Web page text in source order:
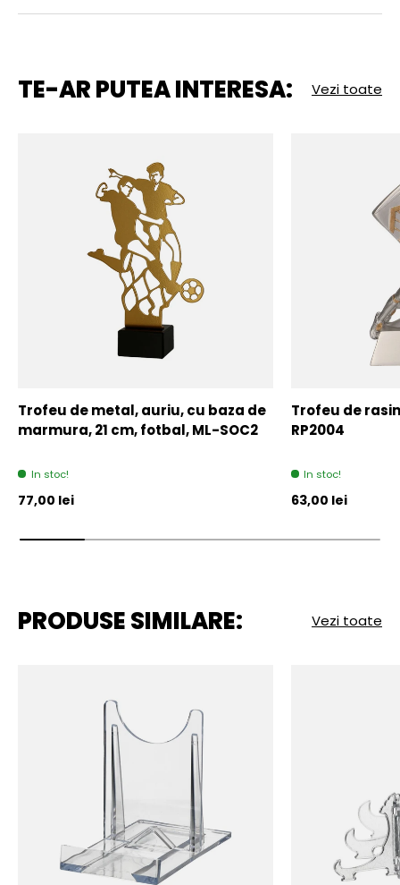
TE-AR PUTEA INTERESA: Vezi toate
Trofeu de metal, auriu, cu baza de
marmura, 21 cm, fotbal, ML-SOC2
In stoc!
Pret initial
77,00 lei
Trofeu de
RP2004
In stoc!
Pret initial
63,00 lei
PRODUSE SIMILARE: Vezi toate